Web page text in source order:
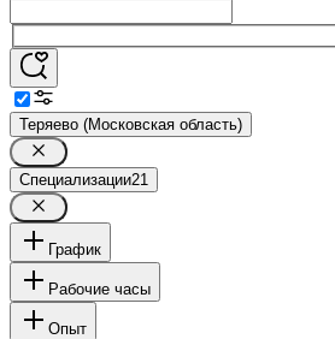
Теряево (Московская область)
Специализации21
График
Рабочие часы
Опыт